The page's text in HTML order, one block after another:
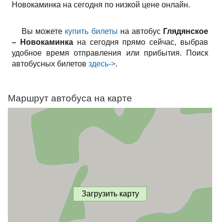
Новокаминка на сегодня по низкой цене онлайн.
Вы можете купить билеты на автобус Глядянское
– Новокаминкана сегодня прямо сейчас, выбрав
удобное время отправления или прибытия. Поиск
автобусных билетов здесь->.
Маршрут автобуса на карте
Загрузить карту